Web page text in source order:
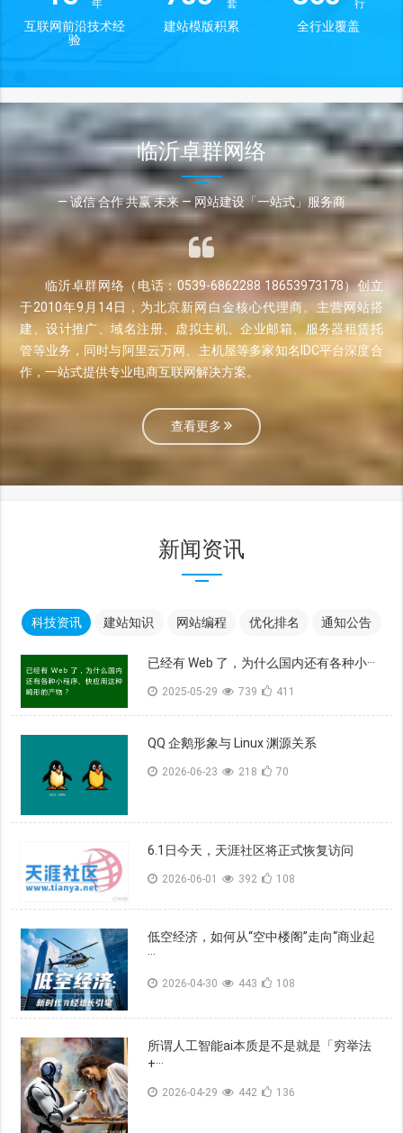
年
互联网前沿技术经
验
套
建站模版积累
行
全行业覆盖
临沂卓群网络
— 诚信 合作 共赢 未来 — 网站建设「一站式」服务商
临沂卓群网络（电话：0539-6862288 18653973178）创立
于2010年9月14日，为北京新网白金核心代理商。主营网站搭
建、设计推广、域名注册、虚拟主机、企业邮箱、服务器租赁托
管等业务，同时与阿里云万网、主机屋等多家知名IDC平台深度合
作，一站式提供专业电商互联网解决方案。
查看更多
新闻资讯
科技资讯 建站知识 网站编程 优化排名 通知公告
已经有 Web 了，为什么国内还有各种小···
2025-05-29 739 411
QQ 企鹅形象与 Linux 渊源关系
2026-06-23 218 70
6.1日今天，天涯社区将正式恢复访问
2026-06-01 392 108
低空经济，如何从“空中楼阁”走向“商业起
···
2026-04-30 443 108
所谓人工智能ai本质是不是就是「穷举法
+···
2026-04-29 442 136